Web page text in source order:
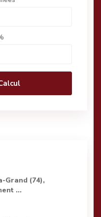
Grand (74),
...